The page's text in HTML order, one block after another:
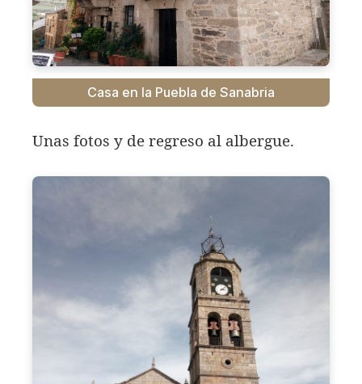
Casa en la Puebla de Sanabria
Unas fotos y de regreso al albergue.